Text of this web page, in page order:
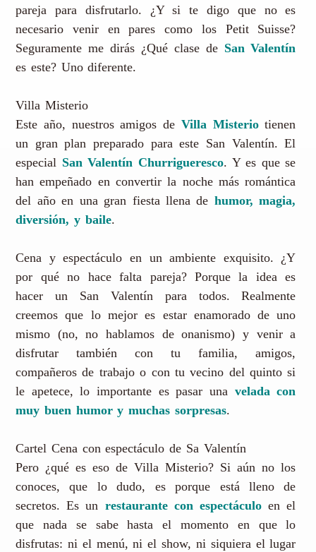
pareja para disfrutarlo. ¿Y si te digo que no es
necesario venir en pares como los Petit Suisse?
Seguramente me dirás ¿Qué clase de San Valentín
es este? Uno diferente.
Villa Misterio
Este año, nuestros amigos de Villa Misteriotienen
un gran plan preparado para este San Valentín. El
especial San Valentín Churrigueresco. Y es que se
han empeñado en convertir la noche más romántica
del año en una gran fiesta llena de humor, magia,
diversión, y baile.
Cena y espectáculo en un ambiente exquisito. ¿Y
por qué no hace falta pareja? Porque la idea es
hacer un San Valentín para todos. Realmente
creemos que lo mejor es estar enamorado de uno
mismo (no, no hablamos de onanismo) y venir a
disfrutar también con tu familia, amigos,
compañeros de trabajo o con tu vecino del quinto si
le apetece, lo importante es pasar una velada con
muy buen humor y muchas sorpresas.
Cartel Cena con espectáculo de Sa Valentín
Pero ¿qué es eso de Villa Misterio? Si aún no los
conoces, que lo dudo, es porque está lleno de
secretos. Es un restaurante con espectáculo en el
que nada se sabe hasta el momento en que lo
disfrutas: ni el menú, ni el show, ni siquiera el lugar